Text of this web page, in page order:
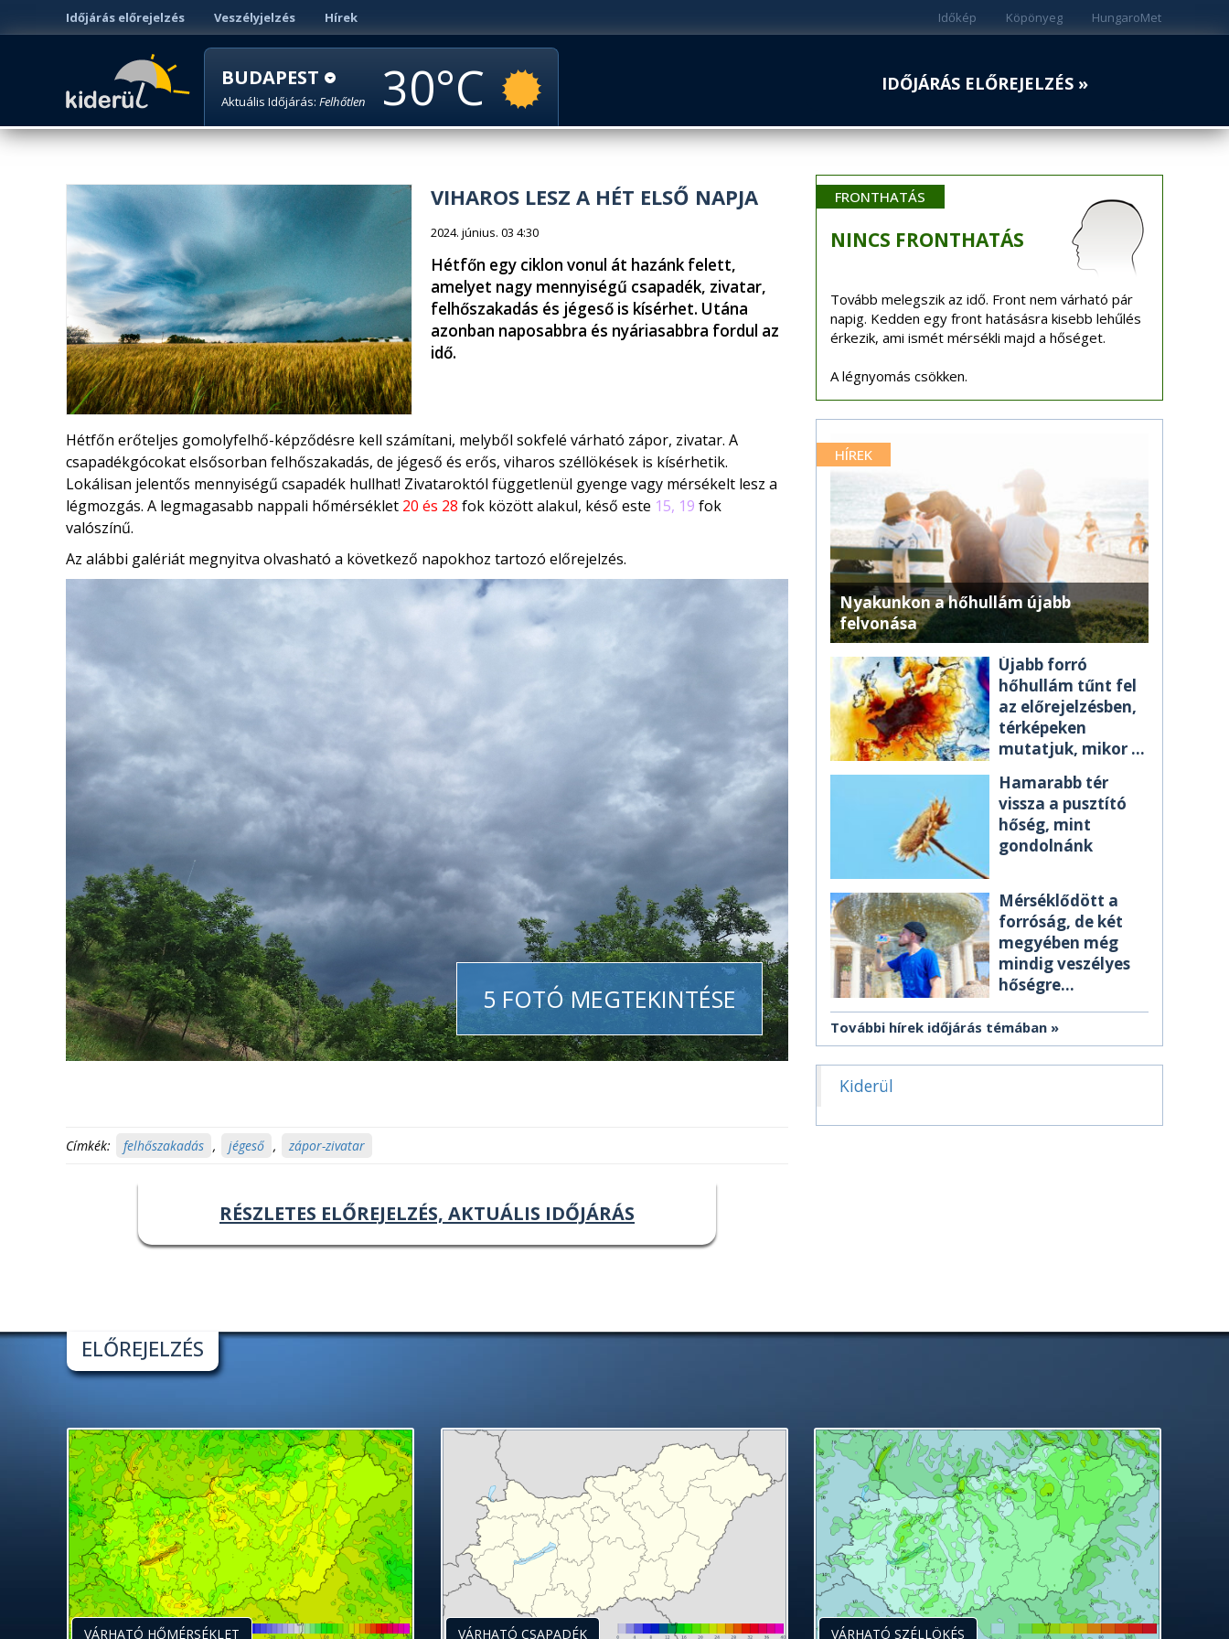
Időjárás előrejelzés Veszélyjelzés Hírek HungaroMet
Köpönyeg
Időkép
BUDAPEST
Aktuális Időjárás: Felhőtlen 30 IDŐJÁRÁS ELŐREJELZÉS »
VIHAROS LESZ A HÉT ELSŐ NAPJA
2024. június. 03 4:30
Hétfőn egy ciklon vonul át hazánk felett,
amelyet nagy mennyiségű csapadék, zivatar,
felhőszakadás és jégeső is kísérhet. Utána
azonban naposabbra és nyáriasabbra fordul az
idő.
Hétfőn erőteljes gomolyfelhő-képződésre kell számítani, melyből sokfelé várható zápor, zivatar. A
csapadékgócokat elsősorban felhőszakadás, de jégeső és erős, viharos széllökések is kísérhetik.
Lokálisan jelentős mennyiségű csapadék hullhat! Zivataroktól függetlenül gyenge vagy mérsékelt lesz a
légmozgás. A legmagasabb nappali hőmérséklet 20 és 28 fok között alakul, késő este 15, 19 fok
valószínű.
Az alábbi galériát megnyitva olvasható a következő napokhoz tartozó előrejelzés.
5 FOTÓ MEGTEKINTÉSE
Címkék: felhőszakadás , jégeső , zápor-zivatar
RÉSZLETES ELŐREJELZÉS, AKTUÁLIS IDŐJÁRÁS
FRONTHATÁS
NINCS FRONTHATÁS
Tovább melegszik az idő. Front nem várható pár
napig. Kedden egy front hatásásra kisebb lehűlés
érkezik, ami ismét mérsékli majd a hőséget.
A légnyomás csökken.
HÍREK
Nyakunkon a hőhullám újabb
felvonása
Újabb forró
hőhullám tűnt fel
az előrejelzésben,
térképeken
mutatjuk, mikor ér
Hamarabb tér
vissza a pusztító
hőség, mint
gondolnánk
Mérséklődött a
forróság, de két
megyében még
mindig veszélyes
hőségre
További hírek időjárás témában
Kiderül
ELŐREJELZÉS
VÁRHATÓ HŐMÉRSÉKLET VÁRHATÓ CSAPADÉK VÁRHATÓ SZÉLLÖKÉS